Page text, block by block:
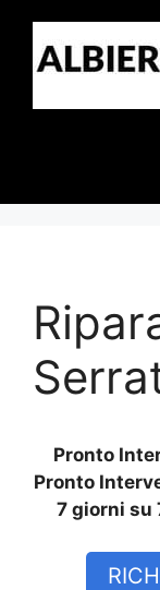
contenuto
Pronto
Pronto
7 giorni su